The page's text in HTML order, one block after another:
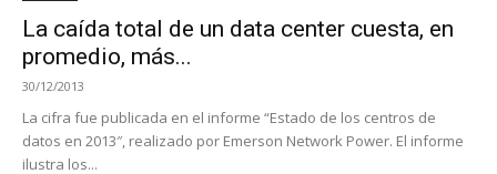
La caída total de un data center cuesta, en
promedio, más...
30/12/2013
La cifra fue publicada en el informe “Estado de los centros de
datos en 2013″, realizado por Emerson Network Power. El informe
ilustra los...